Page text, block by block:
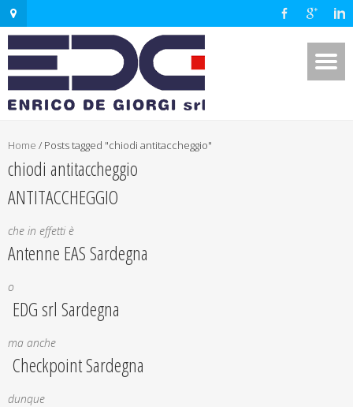
Home / Posts tagged "chiodi antitaccheggio"
chiodi antitaccheggio
ANTITACCHEGGIO
che in effetti è
Antenne EAS Sardegna
o
EDG srl Sardegna
ma anche
Checkpoint Sardegna
dunque